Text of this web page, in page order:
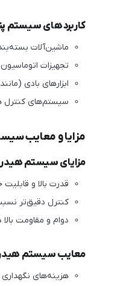
کاربردهای سیستم
ماشین‌آلات
تجهیزات
ابزارهای بادی
سیستم‌های کنترل
مزایا و معایب
مزایای سیستم
قدرت بالا و
کنترل دقیق‌تر
دوام و مقاومت
معایب سیستم
هزینه‌های نگهداری